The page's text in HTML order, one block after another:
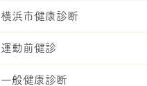
横浜市健康診断
運動前健診
一般健康診断